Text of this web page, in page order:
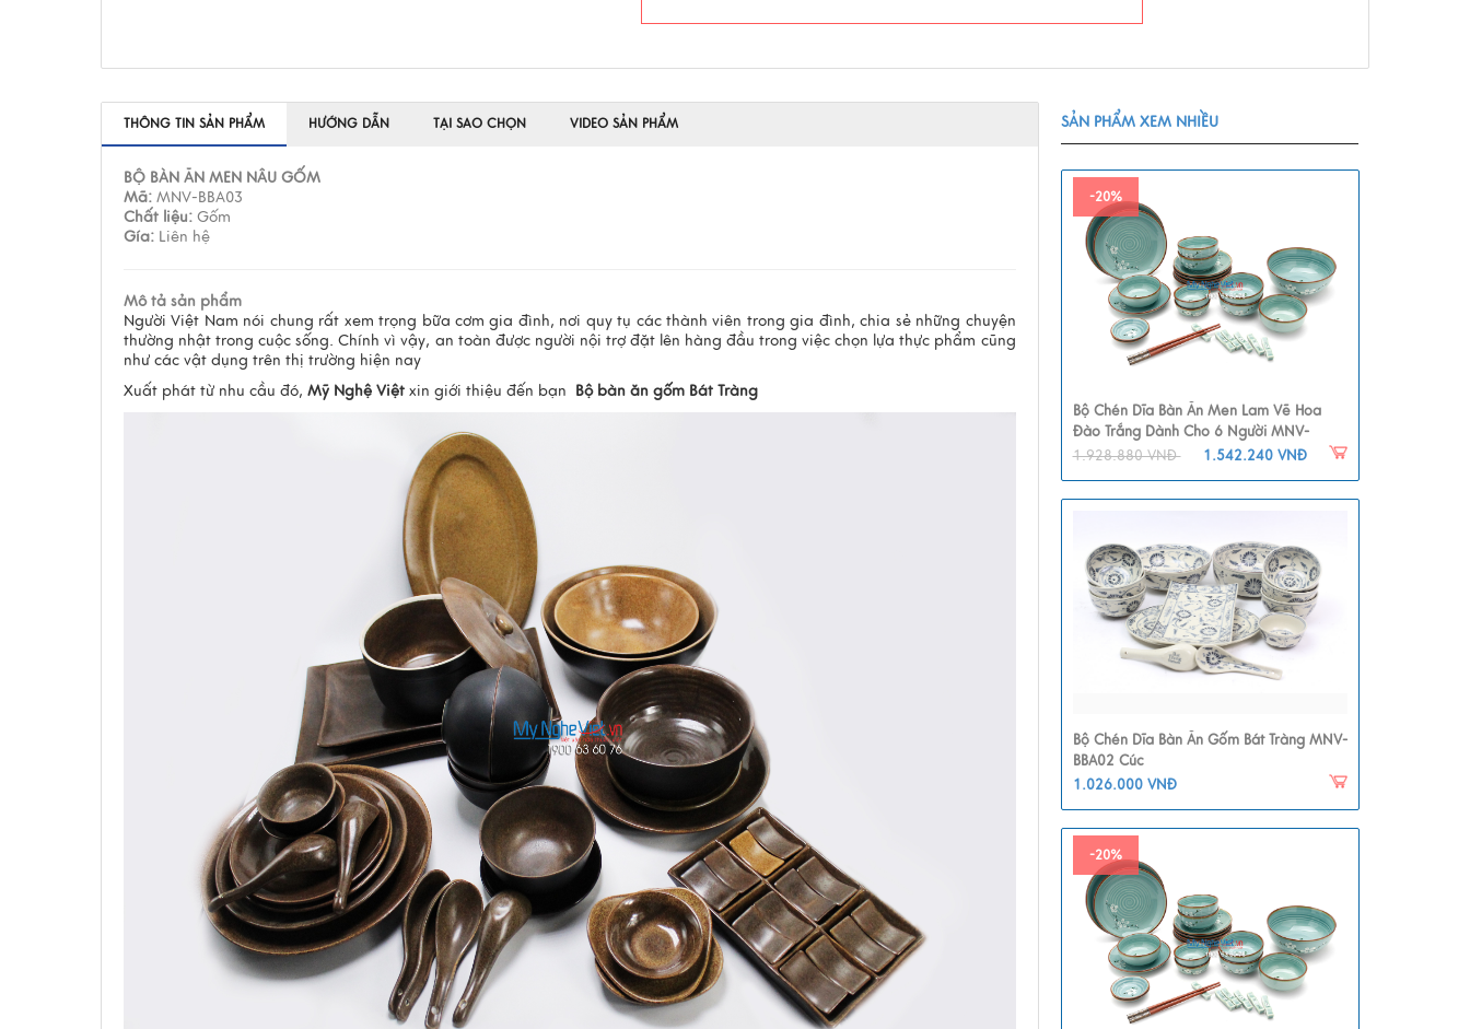
THÔNG TIN SẢN PHẨM HƯỚNG DẪN TẠI SAO CHỌN VIDEO SẢN PHẨM
BỘ BÀN ĂN MEN NÂU GỐM
Mã: MNV-BBA03
Chất liệu: Gốm
Gía: Liên hệ
Mô tả sản phẩm
Người Việt Nam nói chung rất xem trọng bữa cơm gia đình, nơi quy tụ các thành viên trong gia đình, chia sẻ những chuyện
thường nhật trong cuộc sống. Chính vì vậy, an toàn được người nội trợ đặt lên hàng đầu trong việc chọn lựa thực phẩm cũng
như các vật dụng trên thị trường hiện nay
Xuất phát từ nhu cầu đó, Mỹ Nghệ Việt xin giới thiệu đến bạn Bộ bàn ăn gốm Bát Tràng
SẢN PHẨM XEM NHIỀU
Bộ Chén Dĩa Bàn Ăn Men Lam Vẽ Hoa
Đào Trắng Dành Cho 6 Người MNV-
BBA01-6
1.928.880 VNĐ 1.542.240 VNĐ
-20%
Bộ Chén Dĩa Bàn Ăn Gốm Bát Tràng MNV-
BBA02 Cúc
1.026.000 VNĐ
-20%